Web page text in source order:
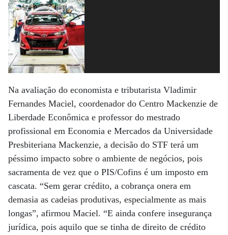
Na avaliação do economista e tributarista Vladimir
Fernandes Maciel, coordenador do Centro Mackenzie de
Liberdade Econômica e professor do mestrado
profissional em Economia e Mercados da Universidade
Presbiteriana Mackenzie, a decisão do STF terá um
péssimo impacto sobre o ambiente de negócios, pois
sacramenta de vez que o PIS/Cofins é um imposto em
cascata. “Sem gerar crédito, a cobrança onera em
demasia as cadeias produtivas, especialmente as mais
longas”, afirmou Maciel. “E ainda confere insegurança
jurídica, pois aquilo que se tinha de direito de crédito